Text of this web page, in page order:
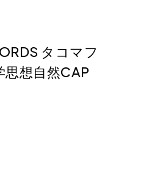
タコマフ
思想自然CAP